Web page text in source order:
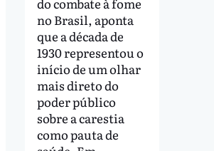
no Brasil, aponta
que a década de
1930 representou o
início de um olhar
mais direto do
poder público
sobre a carestia
como pauta de